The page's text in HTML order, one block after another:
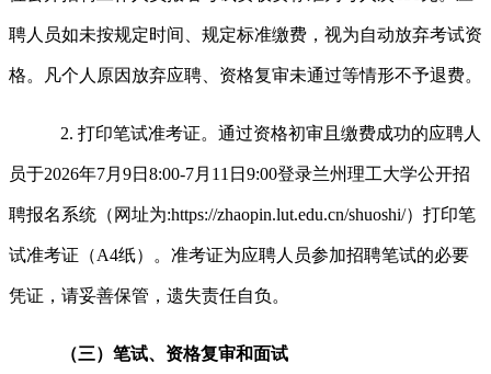
聘人员如未按规定时间、规定标准缴费，视为自动放弃考试资
格。凡个人原因放弃应聘、资格复审未通过等情形不予退费。
2. 打印笔试准考证。通过资格初审且缴费成功的应聘人
员于2026年7月9日8:00-7月11日9:00登录兰州理工大学公开招
聘报名系统（网址为:https://zhaopin.lut.edu.cn/shuoshi/）打印笔
试准考证（A4纸）。准考证为应聘人员参加招聘笔试的必要
凭证，请妥善保管，遗失责任自负。
（三）笔试、资格复审和面试